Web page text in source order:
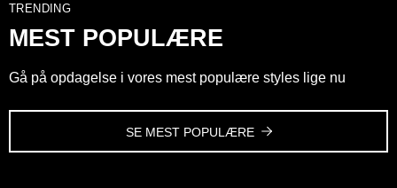
TRENDING
MEST POPULÆRE
Gå på opdagelse i vores mest populære styles lige nu
SE MEST POPULÆRE